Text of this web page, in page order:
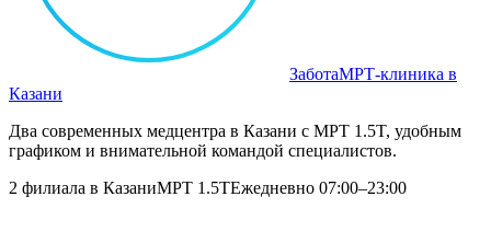
ЗаботаМРТ‑клиника в
Казани
Два современных медцентра в Казани с МРТ 1.5T, удобным
графиком и внимательной командой специалистов.
2 филиала в КазаниМРТ 1.5TЕжедневно 07:00–23:00